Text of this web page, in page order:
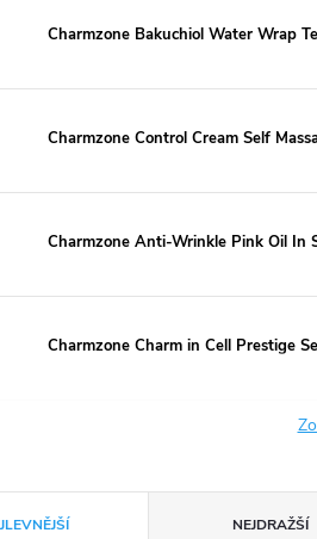
Charmzone Bakuchiol Water Wrap
Charmzone Control Cream Self
Charmzone Anti-Wrinkle Pink Oil In
Charmzone Charm in Cell Prestige
NEJDRAŽŠÍ